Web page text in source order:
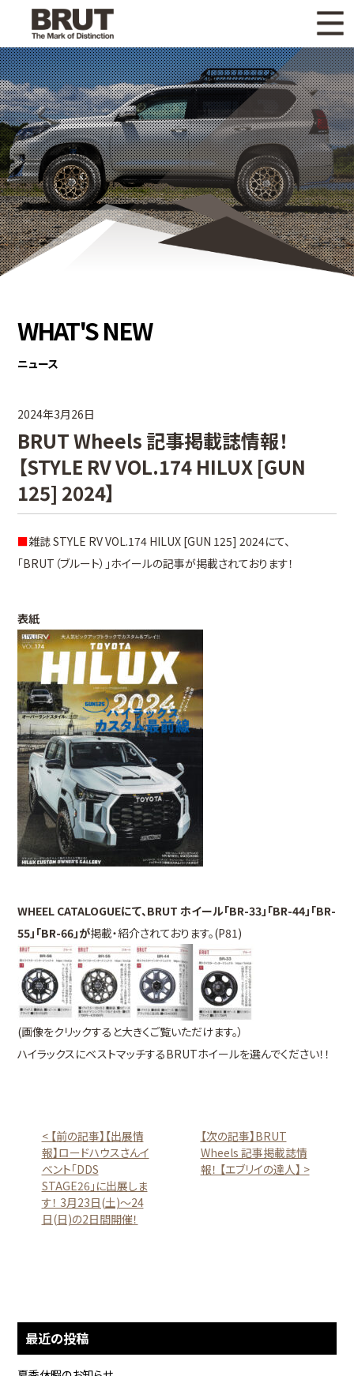
WHAT'S NEW ニュース
WHEEL LINEUP ホイールラインナップ
OTHER PRODUCT 関連製品
GALLERY ギャラリー
CATALOG カタログ請求
PRIVACY POLICY 個人情報保護方針
WHAT'S NEW
ニュース
2024年3月26日
BRUT Wheels 記事掲載誌情報！
【STYLE RV VOL.174 HILUX [GUN
125] 2024】
■雑誌 STYLE RV VOL.174 HILUX [GUN 125] 2024にて、
「BRUT（ブルート）」ホイールの記事が掲載されております！
表紙
WHEEL CATALOGUEにて、BRUT ホイール「BR-33」「BR-44」「BR-
55」「BR-66」が掲載・紹介されております。(P81)
(画像をクリックすると大きくご覧いただけます。）
ハイラックスにベストマッチするBRUTホイールを選んでください！！
< 【前の記事】【出展情
報】ロードハウスさんイ
ベント「DDS
STAGE26」に出展しま
す！ 3月23日(土)～24
日(日)の2日間開催！
【次の記事】BRUT
Wheels 記事掲載誌情
報！ 【エブリイの達人】 >
最近の投稿